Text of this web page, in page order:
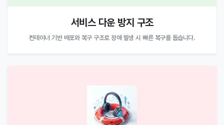
서비스 다운 방지 구조
컨테이너 기반 배포와 복구 구조로 장애 발생 시 빠른 복구를 돕습니다.